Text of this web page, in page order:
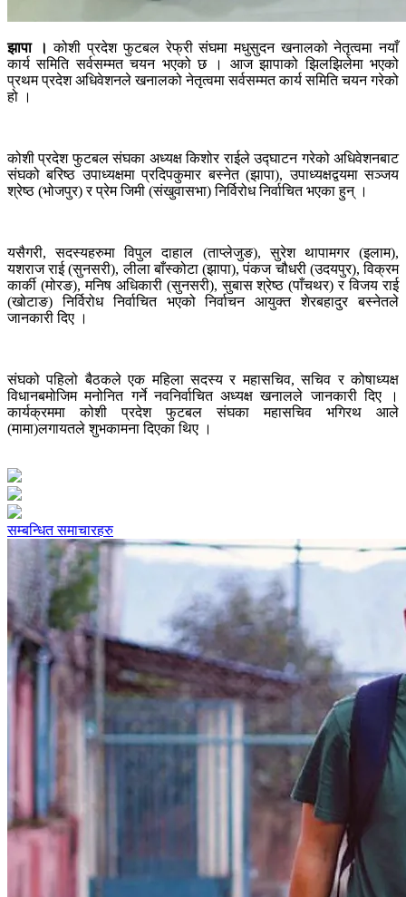
झापा । कोशी प्रदेश फुटबल रेफ्री संघमा मधुसुदन खनालको नेतृत्वमा नयाँ
कार्य समिति सर्वसम्मत चयन भएको छ । आज झापाको झिलझिलेमा भएको
प्रथम प्रदेश अधिवेशनले खनालको नेतृत्वमा सर्वसम्मत कार्य समिति चयन गरेको
हो ।
कोशी प्रदेश फुटबल संघका अध्यक्ष किशोर राईले उद्घाटन गरेको अधिवेशनबाट
संघको बरिष्ठ उपाध्यक्षमा प्रदिपकुमार बस्नेत (झापा), उपाध्यक्षद्वयमा सञ्जय
श्रेष्ठ (भोजपुर) र प्रेम जिमी (संखुवासभा) निर्विरोध निर्वाचित भएका हुन् ।
यसैगरी, सदस्यहरुमा विपुल दाहाल (ताप्लेजुङ), सुरेश थापामगर (इलाम),
यशराज राई (सुनसरी), लीला बाँस्कोटा (झापा), पंकज चौधरी (उदयपुर), विक्रम
कार्की (मोरङ), मनिष अधिकारी (सुनसरी), सुबास श्रेष्ठ (पाँचथर) र विजय राई
(खोटाङ) निर्विरोध निर्वाचित भएको निर्वाचन आयुक्त शेरबहादुर बस्नेतले
जानकारी दिए ।
संघको पहिलो बैठकले एक महिला सदस्य र महासचिव, सचिव र कोषाध्यक्ष
विधानबमोजिम मनोनित गर्ने नवनिर्वाचित अध्यक्ष खनालले जानकारी दिए ।
कार्यक्रममा कोशी प्रदेश फुटबल संघका महासचिव भगिरथ आले
(मामा)लगायतले शुभकामना दिएका थिए ।
सम्बन्धित समाचारहरु